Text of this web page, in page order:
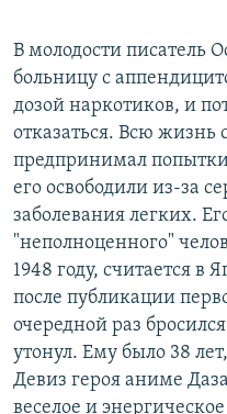
В молодости писатель
больницу с
дозой наркотиков, и
отказаться. Всю жизнь
предпринимал
его освободили из-за
заболевания легких.
"неполноценного"
1948 году, считается в
после публикации
очередной раз
утонул. Ему было 38
Девиз героя аниме
веселое и